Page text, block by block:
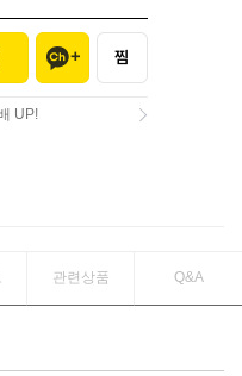
UP!
관련상품 Q&A